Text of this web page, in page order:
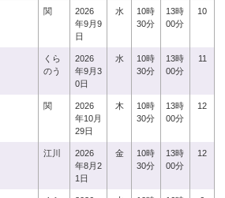
関
2026
年9月9
日
水
10時
30分
13時
00分
10
くら
のう
2026
年9月3
0日
水
10時
30分
13時
00分
11
関
2026
年10月
29日
木
10時
30分
13時
00分
12
江川
2026
年8月2
1日
金
10時
30分
13時
00分
12